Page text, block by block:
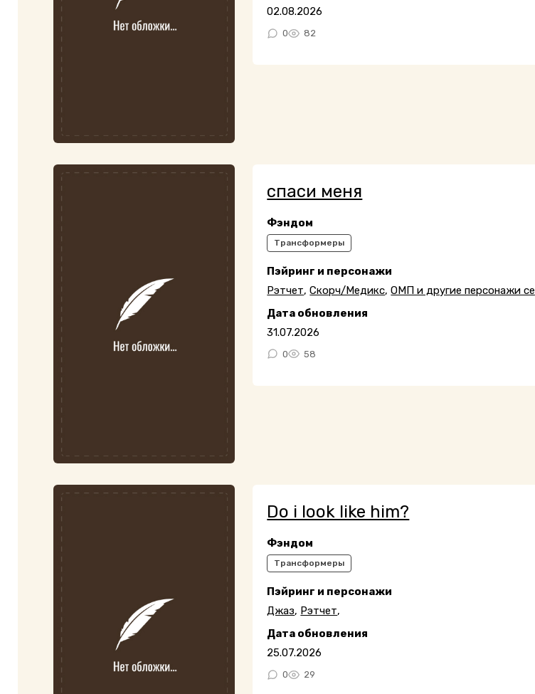
02.08.2026
0 82
спаси меня
Фэндом
Трансформеры
Пэйринг и персонажи
Рэтчет,Скорч/Медикс,ОМП и другие персонажи
Дата обновления
31.07.2026
0 58
Do i look like him?
Фэндом
Трансформеры
Пэйринг и персонажи
Джаз, Рэтчет,
Дата обновления
25.07.2026
0 29